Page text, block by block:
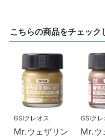
こちらの商品をチェッ
GSIクレオス
Mr.ウェザリン
GSIクレ
Mr.ウ